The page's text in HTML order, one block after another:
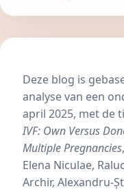
Deze blog is
analyse van een
april 2025, met de
IVF: Own Versus
Multiple Pregnancies
Elena Niculae,
Archir, Alexandru-